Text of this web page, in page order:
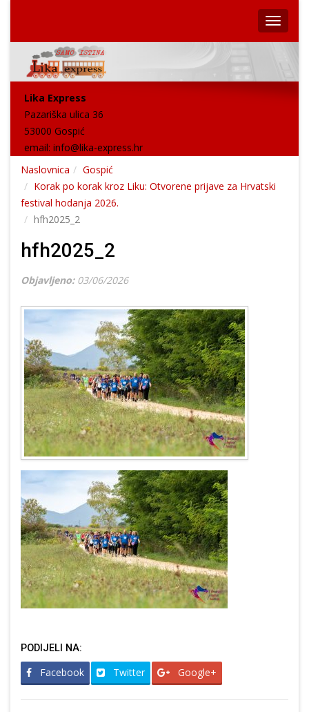
Lika Express
Pazariška ulica 36
53000 Gospić
email: info@lika-express.hr
Naslovnica
Gospić
Korak po korak kroz Liku: Otvorene prijave za Hrvatski
festival hodanja 2026.
hfh2025_2
hfh2025_2
Objavljeno: 03/06/2026
PODIJELI NA:
Facebook Twitter Google+